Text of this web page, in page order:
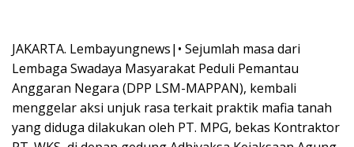
o
k
p
p
n
k
g
er
JAKARTA. Lembayungnews|• Sejumlah masa dari
Lembaga Swadaya Masyarakat Peduli Pemantau
Anggaran Negara (DPP LSM-MAPPAN), kembali
menggelar aksi unjuk rasa terkait praktik mafia tanah
yang diduga dilakukan oleh PT. MPG, bekas Kontraktor